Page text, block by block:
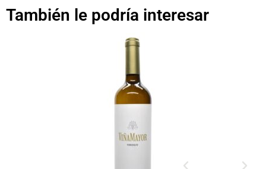
También le podría interesar